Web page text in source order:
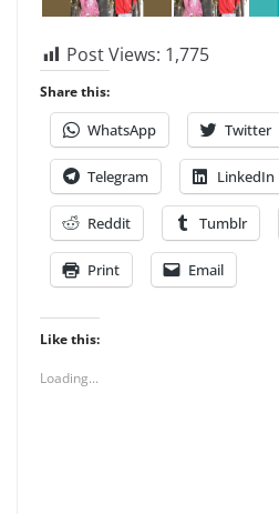
Post Views: 1,775
Share this:
WhatsApp Twitter
Telegram LinkedIn
Reddit Tumblr
Print Email
Like this:
Loading...